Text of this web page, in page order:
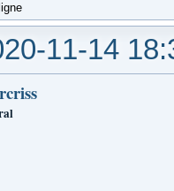
11-14